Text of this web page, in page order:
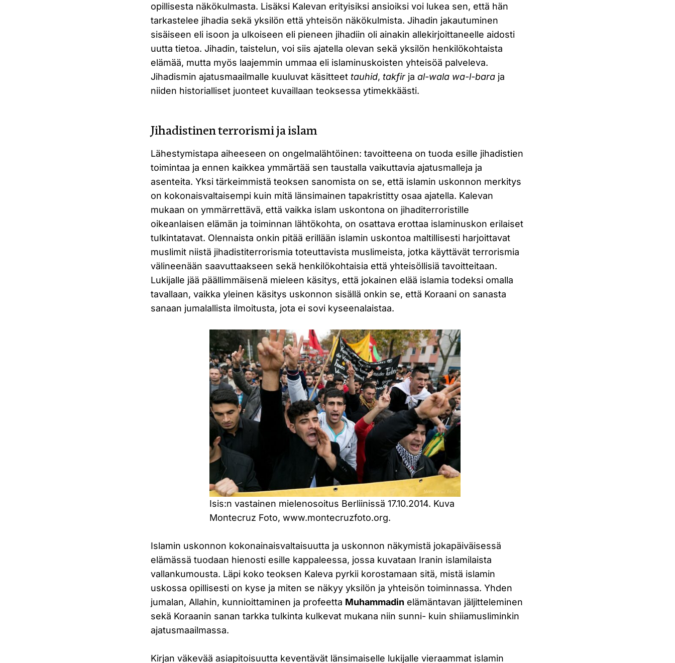
opillisesta näkökulmasta. Lisäksi Kalevan erityisiksi ansioiksi voi lukea sen, että hän
tarkastelee jihadia sekä yksilön että yhteisön näkökulmista. Jihadin jakautuminen
sisäiseen eli isoon ja ulkoiseen eli pieneen jihadiin oli ainakin allekirjoittaneelle aidosti
uutta tietoa. Jihadin, taistelun, voi siis ajatella olevan sekä yksilön henkilökohtaista
elämää, mutta myös laajemmin ummaa eli islaminuskoisten yhteisöä palveleva.
Jihadismin ajatusmaailmalle kuuluvat käsitteettauhid,takfirjaal-wala wa-l-bara ja
niiden historialliset juonteet kuvaillaan teoksessa ytimekkäästi.
Jihadistinen terrorismi ja islam
Lähestymistapa aiheeseen on ongelmalähtöinen: tavoitteena on tuoda esille jihadistien
toimintaa ja ennen kaikkea ymmärtää sen taustalla vaikuttavia ajatusmalleja ja
asenteita. Yksi tärkeimmistä teoksen sanomista on se, että islamin uskonnon merkitys
on kokonaisvaltaisempi kuin mitä länsimainen tapakristitty osaa ajatella. Kalevan
mukaan on ymmärrettävä, että vaikka islam uskontona on jihaditerroristille
oikeanlaisen elämän ja toiminnan lähtökohta, on osattava erottaa islaminuskon erilaiset
tulkintatavat. Olennaista onkin pitää erillään islamin uskontoa maltillisesti harjoittavat
muslimit niistä jihadistiterrorismia toteuttavista muslimeista, jotka käyttävät terrorismia
välineenään saavuttaakseen sekä henkilökohtaisia että yhteisöllisiä tavoitteitaan.
Lukijalle jää päällimmäisenä mieleen käsitys, että jokainen elää islamia todeksi omalla
tavallaan, vaikka yleinen käsitys uskonnon sisällä onkin se, että Koraani on sanasta
sanaan jumalallista ilmoitusta, jota ei sovi kyseenalaistaa.
Isis:n vastainen mielenosoitus Berliinissä 17.10.2014. Kuva
Montecruz Foto, www.montecruzfoto.org.
Islamin uskonnon kokonainaisvaltaisuutta ja uskonnon näkymistä jokapäiväisessä
elämässä tuodaan hienosti esille kappaleessa, jossa kuvataan Iranin islamilaista
vallankumousta. Läpi koko teoksen Kaleva pyrkii korostamaan sitä, mistä islamin
uskossa opillisesti on kyse ja miten se näkyy yksilön ja yhteisön toiminnassa. Yhden
jumalan, Allahin, kunnioittaminen ja profeetta Muhammadin elämäntavan jäljitteleminen
sekä Koraanin sanan tarkka tulkinta kulkevat mukana niin sunni- kuin shiiamusliminkin
ajatusmaailmassa.
Kirjan väkevää asiapitoisuutta keventävät länsimaiselle lukijalle vieraammat islamin